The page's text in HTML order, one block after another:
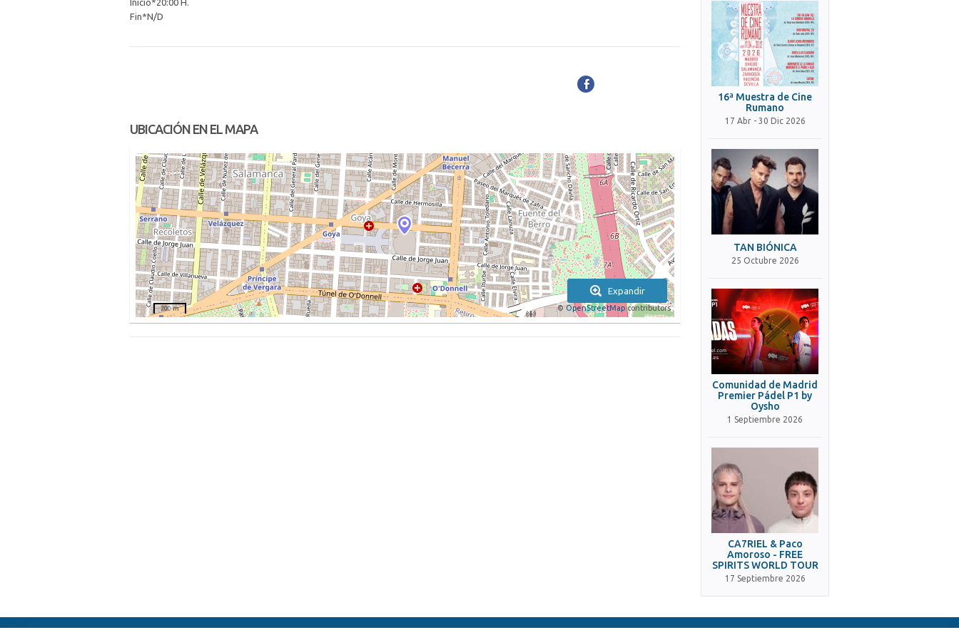
Inicio*20:00 H.
Fin*N/D
UBICACIÓN EN EL MAPA
Expandir
©OpenStreetMapcontributors
200 m
16ª Muestra de Cine
Rumano
17 Abr - 30 Dic 2026
TAN BIÓNICA
25 Octubre 2026
Comunidad de Madrid
Premier Pádel P1 by
Oysho
1 Septiembre 2026
CA7RIEL & Paco
Amoroso - FREE
SPIRITS WORLD TOUR
17 Septiembre 2026